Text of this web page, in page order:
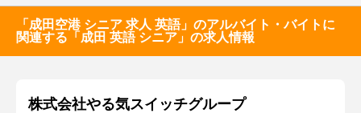
「成田空港 シニア 求人 英語」のアルバイト・バイトに
関連する「成田 英語 シニア」の求人情報
株式会社やる気スイッチグループ